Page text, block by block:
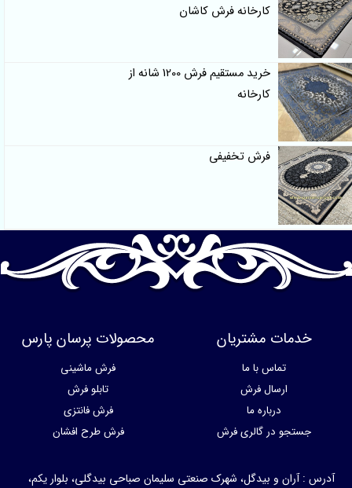
کارخانه فرش کاشان
خرید مستقیم فرش 1200 شانه از
کارخانه
فرش تخفیفی
خدمات مشتریان
تماس با ما
ارسال فرش
درباره ما
جستجو در گالری فرش
محصولات پرسان پارس
فرش ماشینی
تابلو فرش
فرش فانتزی
فرش طرح افشان
آدرس : آران و بیدگل، شهرک صنعتی سلیمان صباحی بیدگلی، بلوار یکم،